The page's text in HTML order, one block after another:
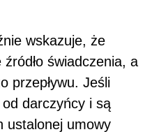
wskazuje, że
świadczenia, a
przepływu. Jeśli
darczyńcy i są
ustalonej umowy